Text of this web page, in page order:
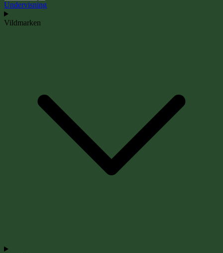
Undervisning
Vildmarken